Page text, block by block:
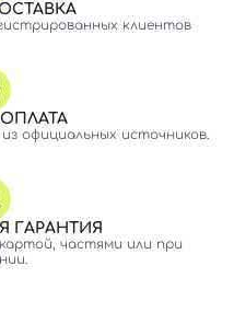
клиентов
официальных источников.
ГАРАНТИЯ
частями или при